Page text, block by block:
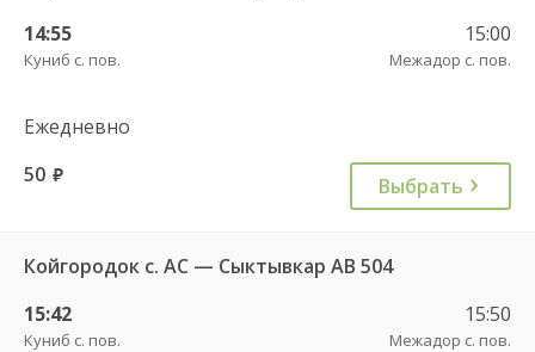
14:55
Куниб с. пов.
15:00
Межадор с. пов.
Ежедневно
50 руб. Выбрать
Койгородок с. АС — Сыктывкар АВ 504
15:42
Куниб с. пов.
15:50
Межадор с. пов.